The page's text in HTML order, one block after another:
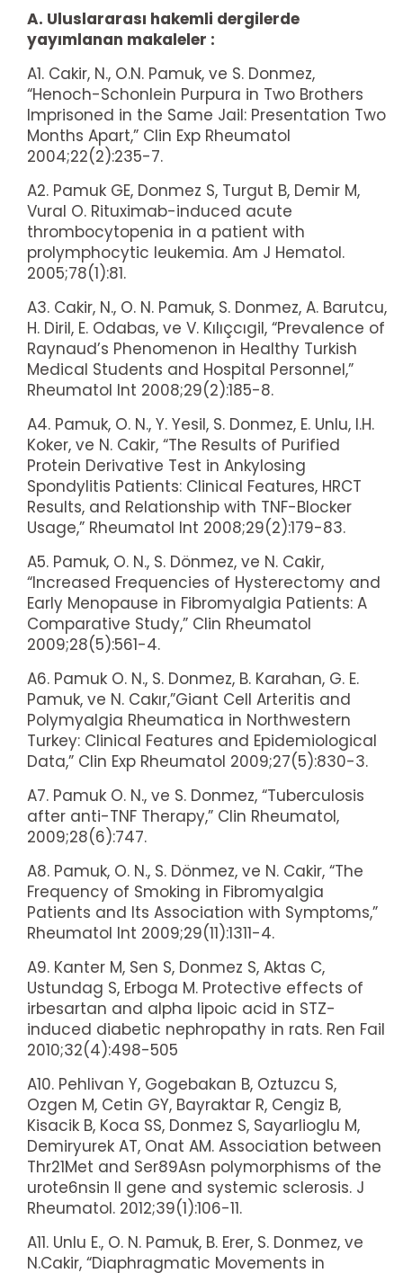
A. Uluslararası hakemli dergilerde
yayımlanan makaleler :
A1. Cakir, N., O.N. Pamuk, ve S. Donmez,
“Henoch-Schonlein Purpura in Two Brothers
Imprisoned in the Same Jail: Presentation Two
Months Apart,” Clin Exp Rheumatol
2004;22(2):235-7.
A2. Pamuk GE, Donmez S, Turgut B, Demir M,
Vural O. Rituximab-induced acute
thrombocytopenia in a patient with
prolymphocytic leukemia. Am J Hematol.
2005;78(1):81.
A3. Cakir, N., O. N. Pamuk, S. Donmez, A. Barutcu,
H. Diril, E. Odabas, ve V. Kılıçcıgil, “Prevalence of
Raynaud’s Phenomenon in Healthy Turkish
Medical Students and Hospital Personnel,”
Rheumatol Int 2008;29(2):185-8.
A4. Pamuk, O. N., Y. Yesil, S. Donmez, E. Unlu, I.H.
Koker, ve N. Cakir, “The Results of Purified
Protein Derivative Test in Ankylosing
Spondylitis Patients: Clinical Features, HRCT
Results, and Relationship with TNF-Blocker
Usage,” Rheumatol Int 2008;29(2):179-83.
A5. Pamuk, O. N., S. Dönmez, ve N. Cakir,
“Increased Frequencies of Hysterectomy and
Early Menopause in Fibromyalgia Patients: A
Comparative Study,” Clin Rheumatol
2009;28(5):561-4.
A6. Pamuk O. N., S. Donmez, B. Karahan, G. E.
Pamuk, ve N. Cakır,”Giant Cell Arteritis and
Polymyalgia Rheumatica in Northwestern
Turkey: Clinical Features and Epidemiological
Data,” Clin Exp Rheumatol 2009;27(5):830-3.
A7. Pamuk O. N., ve S. Donmez, “Tuberculosis
after anti-TNF Therapy,” Clin Rheumatol,
2009;28(6):747.
A8. Pamuk, O. N., S. Dönmez, ve N. Cakir, “The
Frequency of Smoking in Fibromyalgia
Patients and Its Association with Symptoms,”
Rheumatol Int 2009;29(11):1311-4.
A9. Kanter M, Sen S, Donmez S, Aktas C,
Ustundag S, Erboga M. Protective effects of
irbesartan and alpha lipoic acid in STZ-
induced diabetic nephropathy in rats. Ren Fail
2010;32(4):498-505
A10. Pehlivan Y, Gogebakan B, Oztuzcu S,
Ozgen M, Cetin GY, Bayraktar R, Cengiz B,
Kisacik B, Koca SS, Donmez S, Sayarlioglu M,
Demiryurek AT, Onat AM. Association between
Thr21Met and Ser89Asn polymorphisms of the
urote6nsin II gene and systemic sclerosis. J
Rheumatol. 2012;39(1):106-11.
A11. Unlu E., O. N. Pamuk, B. Erer, S. Donmez, ve
N.Cakir, “Diaphragmatic Movements in